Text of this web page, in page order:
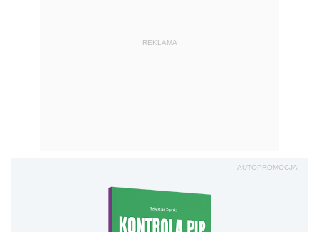
REKLAMA
AUTOPROMOCJA